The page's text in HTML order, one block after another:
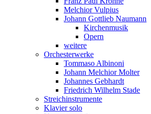
Melchior Vulpius
Johann Gottlieb Naumann
Kirchenmusik
Opern
weitere
Orchesterwerke
Tommaso Albinoni
Johann Melchior Molter
Johannes Gebhardt
Friedrich Wilhelm Stade
Streichinstrumente
Klavier solo